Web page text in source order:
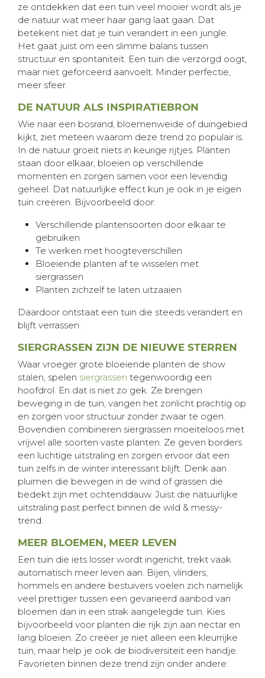
ze ontdekken dat een tuin veel mooier wordt als je
de natuur wat meer haar gang laat gaan. Dat
betekent niet dat je tuin verandert in een jungle.
Het gaat juist om een slimme balans tussen
structuur en spontaniteit. Een tuin die verzorgd oogt,
maar niet geforceerd aanvoelt. Minder perfectie,
meer sfeer.
DE NATUUR ALS INSPIRATIEBRON
Wie naar een bosrand, bloemenweide of duingebied
kijkt, ziet meteen waarom deze trend zo populair is.
In de natuur groeit niets in keurige rijtjes. Planten
staan door elkaar, bloeien op verschillende
momenten en zorgen samen voor een levendig
geheel. Dat natuurlijke effect kun je ook in je eigen
tuin creëren. Bijvoorbeeld door:
Verschillende plantensoorten door elkaar te
gebruiken
Te werken met hoogteverschillen
Bloeiende planten af te wisselen met
siergrassen
Planten zichzelf te laten uitzaaien
Daardoor ontstaat een tuin die steeds verandert en
blijft verrassen.
SIERGRASSEN ZIJN DE NIEUWE STERREN
Waar vroeger grote bloeiende planten de show
stalen, spelen siergrassen tegenwoordig een
hoofdrol. En dat is niet zo gek. Ze brengen
beweging in de tuin, vangen het zonlicht prachtig op
en zorgen voor structuur zonder zwaar te ogen.
Bovendien combineren siergrassen moeiteloos met
vrijwel alle soorten vaste planten. Ze geven borders
een luchtige uitstraling en zorgen ervoor dat een
tuin zelfs in de winter interessant blijft. Denk aan
pluimen die bewegen in de wind of grassen die
bedekt zijn met ochtenddauw. Juist die natuurlijke
uitstraling past perfect binnen de wild & messy-
trend.
MEER BLOEMEN, MEER LEVEN
Een tuin die iets losser wordt ingericht, trekt vaak
automatisch meer leven aan. Bijen, vlinders,
hommels en andere bestuivers voelen zich namelijk
veel prettiger tussen een gevarieerd aanbod van
bloemen dan in een strak aangelegde tuin. Kies
bijvoorbeeld voor planten die rijk zijn aan nectar en
lang bloeien. Zo creëer je niet alleen een kleurrijke
tuin, maar help je ook de biodiversiteit een handje.
Favorieten binnen deze trend zijn onder andere: